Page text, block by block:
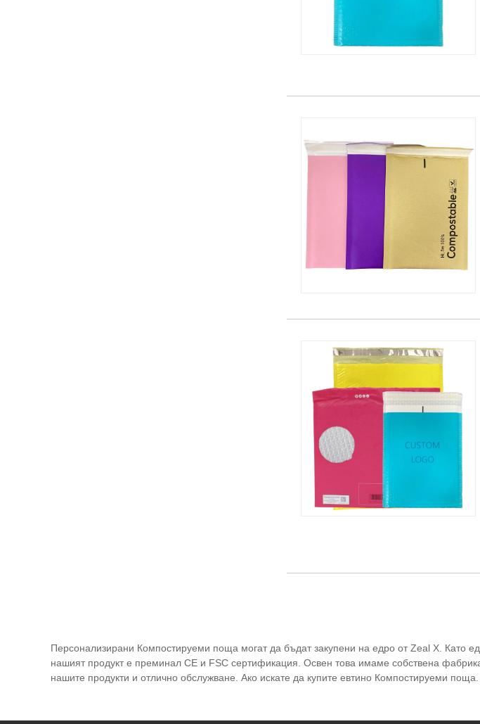
Персонализирани Компостируеми поща могат да бъдат закупени на едро от Zeal X. Като
нашият продукт е преминал CE и FSC сертификация. Освен това имаме собствена
нашите продукти и отлично обслужване. Ако искате да купите евтино Компостируеми